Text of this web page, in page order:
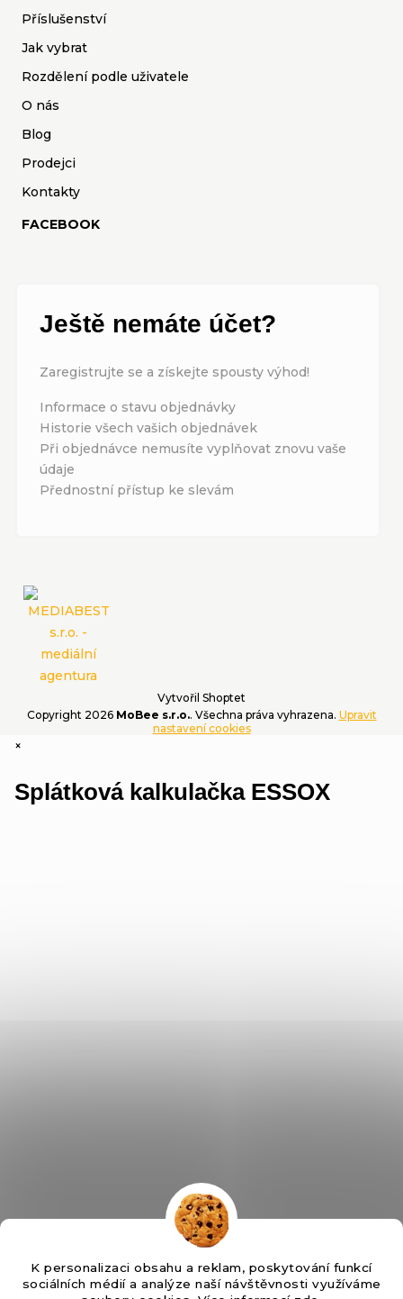
K personalizaci obsahu a reklam, poskytování funkcí
sociálních médií a analýze naší návštěvnosti využíváme
Příslušenství
Jak vybrat
Rozdělení podle uživatele
O nás
Blog
Prodejci
Kontakty
FACEBOOK
Ještě nemáte účet?
Zaregistrujte se a získejte spousty výhod!
Informace o stavu objednávky
Historie všech vašich objednávek
Při objednávce nemusíte vyplňovat znovu vaše
údaje
Přednostní přístup ke slevám
Vytvořil Shoptet
Copyright 2026 MoBee s.r.o.. Všechna práva vyhrazena. Upravit
nastavení cookies
×
Splátková kalkulačka ESSOX